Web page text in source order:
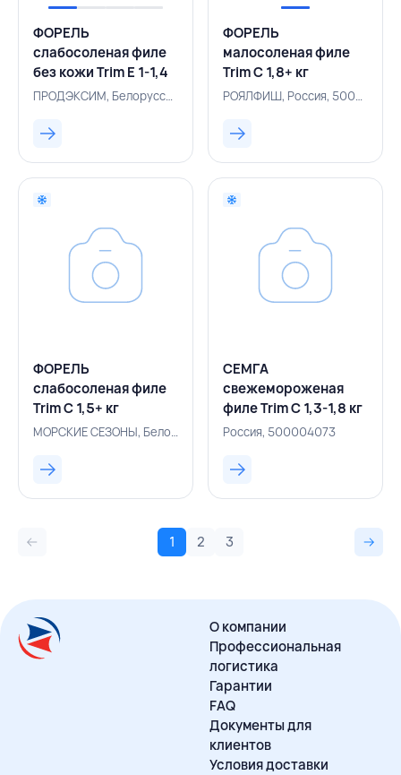
ФОРЕЛЬ
слабосоленая филе
без кожи Trim E 1-1,4
кг вакуумная
ПРОДЭКСИМ,
ПРОДЭКСИМ, Белоруссия, 500004709
ФОРЕЛЬ
малосоленая филе
Trim C 1,8+ кг
вакуумная упаковка,РОЯЛФИШ, Россия, 500005076
ФОРЕЛЬ
слабосоленая филе
Trim С 1,5+ кг
вакуумная упаковка,
БЕЛАРУСЬ
МОРСКИЕ СЕЗОНЫ, Белоруссия, 500005247
СЕМГА
свежемороженая
филе Trim C 1,3-1,8 кг
вакуумная упаковка,
Россия, 500004073
1 2 3
О компании
Профессиональная
логистика
Гарантии
FAQ
Документы для
клиентов
Условия доставки